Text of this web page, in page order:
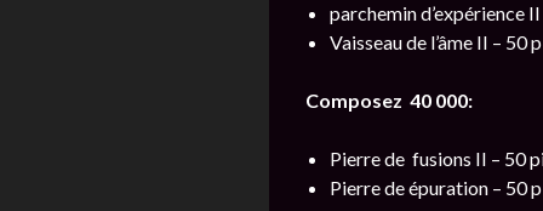
parchemin d’expérience
Vaisseau de l’âme II – 50
Composez 40 000:
Pierre de fusions II – 50
Pierre de épuration – 50